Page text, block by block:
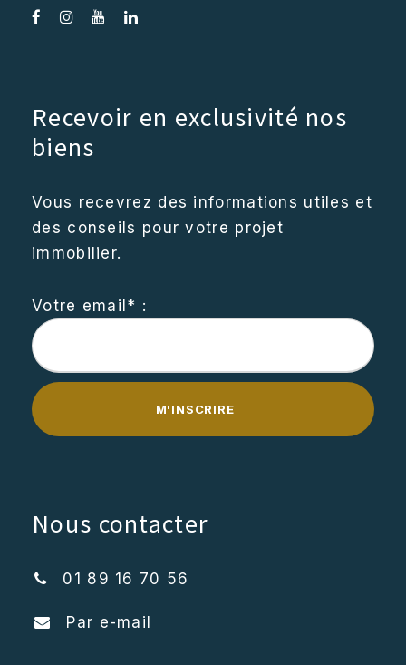
Recevoir en exclusivité nos
biens
Vous recevrez des informations utiles et
des conseils pour votre projet
immobilier.
Votre email* :
Nous contacter
01 89 16 70 56
Par e-mail